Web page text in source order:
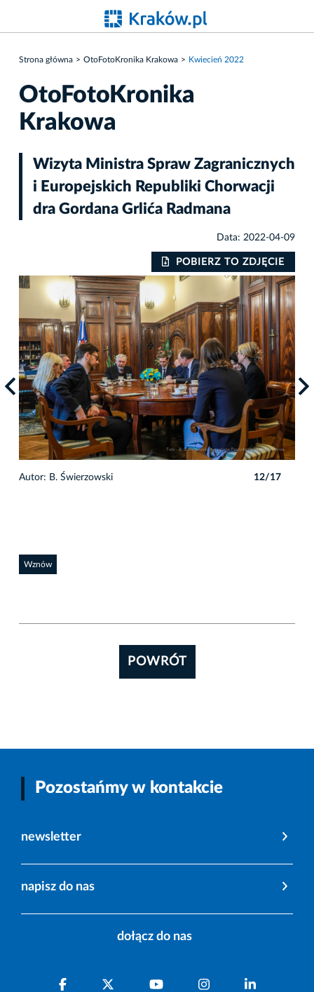
Strona główna OtoFotoKronika Krakowa Kwiecień 2022
OtoFotoKronika
Krakowa
Wizyta Ministra Spraw Zagranicznych
i Europejskich Republiki Chorwacji
dra Gordana Grlića Radmana
Data: 2022-04-09
POBIERZ TO ZDJĘCIE
Autor: B. Świerzowski 12/17
Wznów
POWRÓT
Pozostańmy w kontakcie
newsletter
napisz do nas
dołącz do nas